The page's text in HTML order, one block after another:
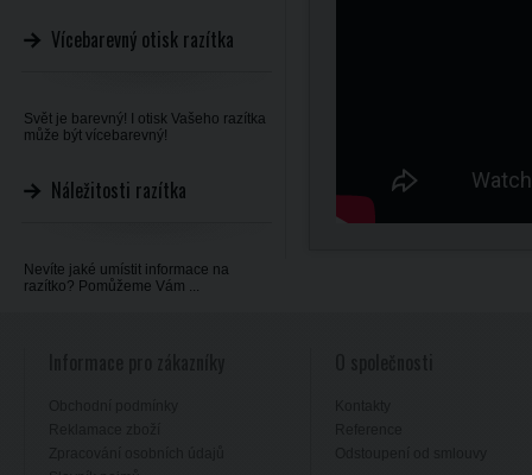
Vícebarevný otisk razítka
Svět je barevný! I otisk Vašeho razítka
může být vícebarevný!
Náležitosti razítka
Nevíte jaké umístit informace na
razítko? Pomůžeme Vám ...